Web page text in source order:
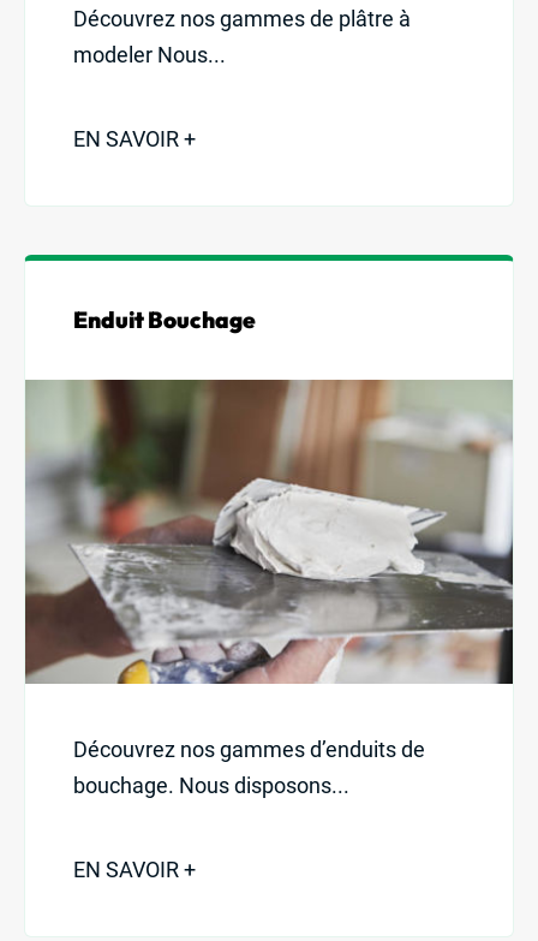
Découvrez nos gammes de plâtre à
modeler Nous...
EN SAVOIR +
Enduit Bouchage
Découvrez nos gammes d’enduits de
bouchage. Nous disposons...
EN SAVOIR +